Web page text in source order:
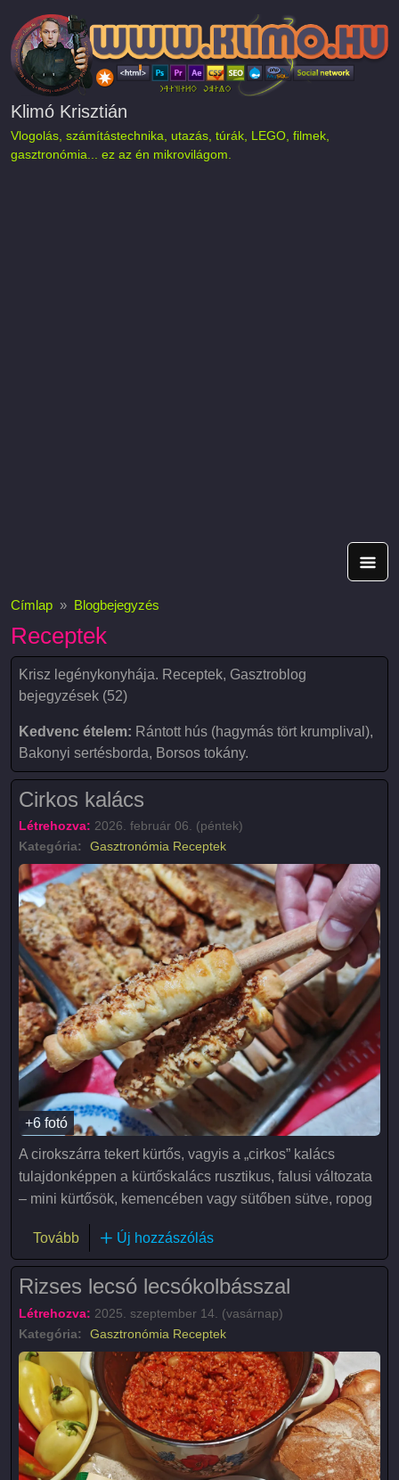
Klimó Krisztián
Vlogolás, számítástechnika, utazás, túrák, LEGO, filmek,
gasztronómia... ez az én mikrovilágom.
Címlap Blogbejegyzés
Receptek
Krisz legénykonyhája. Receptek, Gasztroblog
bejegyzések (52)
Kedvenc ételem: Rántott hús (hagymás tört krumplival),
Bakonyi sertésborda, Borsos tokány.
Cirkos kalács
Létrehozva: 2026. február 06. (péntek)
Kategória:
Gasztronómia Receptek
+6 fotó
A cirokszárra tekert kürtős, vagyis a „cirkos” kalács
tulajdonképpen a kürtőskalács rusztikus, falusi változata
– mini kürtősök, kemencében vagy sütőben sütve, ropog
Tovább(Cirkos kalács)
Új hozzászólás
Rizses lecsó lecsókolbásszal
Létrehozva: 2025. szeptember 14. (vasárnap)
Kategória:
Gasztronómia Receptek